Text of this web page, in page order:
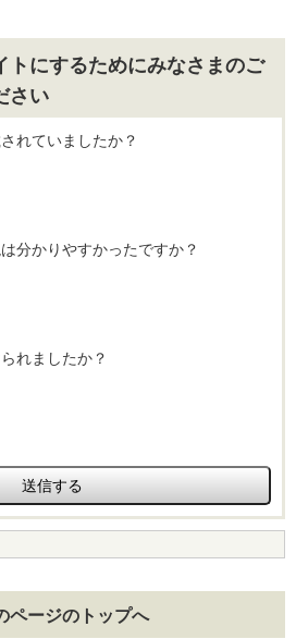
トにするためにみなさまのご
さい
れていましたか？
分かりやすかったですか？
れましたか？
ページのトップへ